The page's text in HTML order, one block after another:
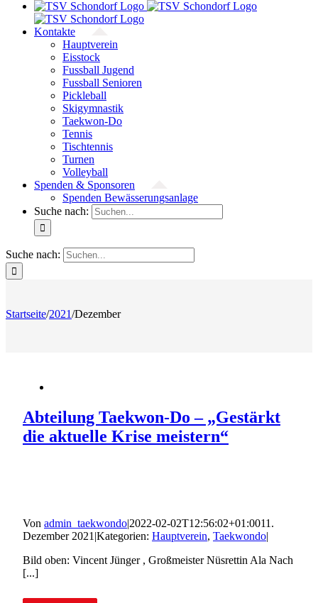
Kontakte
Hauptverein
Eisstock
Fussball Jugend
Fussball Senioren
Pickleball
Skigymnastik
Taekwon-Do
Tennis
Tischtennis
Turnen
Volleyball
Spenden & Sponsoren
Spenden Bewässerungsanlage
Suche nach:
Suche nach:
Startseite/2021/Dezember
Abteilung Taekwon-Do – „Gestärkt
die aktuelle Krise meistern“
Von admin_taekwondo|2022-02-02T12:56:02+01:0011.
Dezember 2021 |Kategorien: Hauptverein, Taekwondo|
Bild oben: Vincent Jünger , Großmeister Nüsrettin Ala Nach
[...]